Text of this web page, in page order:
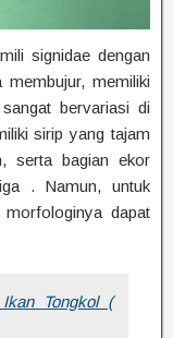
signidae dengan
membujur, memiliki
bervariasi di
sirip yang tajam
serta bagian ekor
. Namun, untuk
dapat
Tongkol (